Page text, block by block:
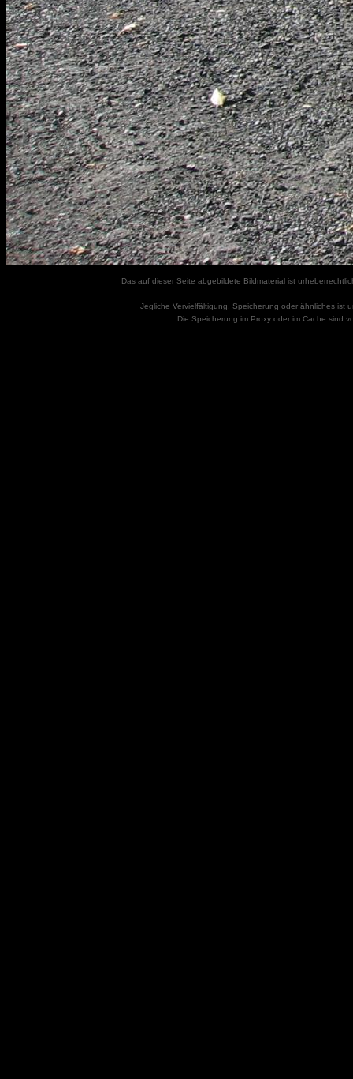
Das auf dieser Seite abgebildete Bildmaterial ist
Jegliche Vervielfältigung, Speicherung oder ähnliches ist
Die Speicherung im Proxy oder im Cache sind